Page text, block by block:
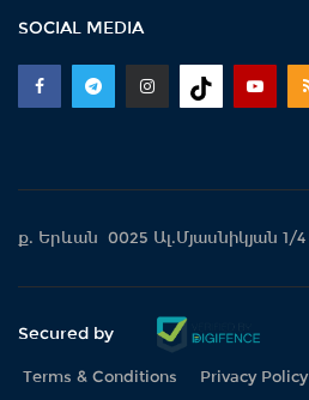
SOCIAL MEDIA
ք. Երևան 0025 Ալ.Մյասնիկյան 1/4
Secured by
Terms & Conditions Privacy Policy